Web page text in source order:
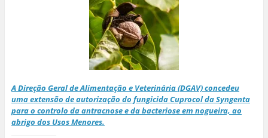
A Direção Geral de Alimentação e Veterinária (DGAV) concedeu
uma extensão de autorização do fungicida Cuprocol da Syngenta
para o controlo da antracnose e da bacteriose em nogueira, ao
abrigo dos Usos Menores.